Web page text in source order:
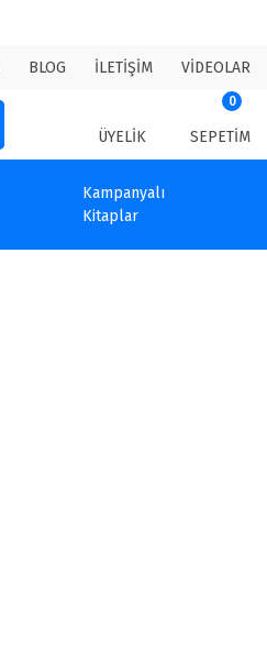
BLOG İLETİŞİM VİDEOLAR
ÜYELİK
0
SEPETİM
Kampanyalı
Kitaplar